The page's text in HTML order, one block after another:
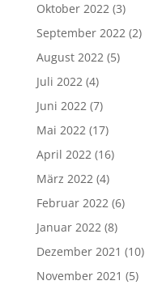
Oktober 2022(3)
September 2022(2)
August 2022(5)
Juli 2022(4)
Juni 2022(7)
Mai 2022(17)
April 2022(16)
März 2022(4)
Februar 2022(6)
Januar 2022(8)
Dezember 2021 (10)
November 2021 (5)